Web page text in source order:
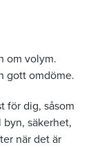
om volym.
gott omdöme.
för dig, såsom
säkerhet,
när det är